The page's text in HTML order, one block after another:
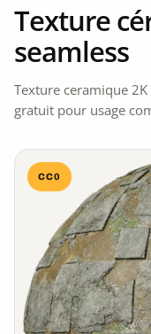
Texture
seamless
Texture ceramique
gratuit pour usage
CC0